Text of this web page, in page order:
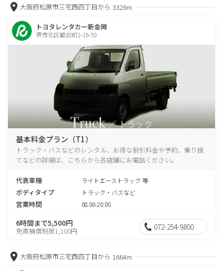
大阪府松原市三宅西四丁目から 3326m
トヨタレンタカー新金岡
堺市北区蔵前町2-16-50
基本料金プラン（T1）
トラック・バスなどのレンタル、お得な割引料金や予約、乗り捨
てなどの詳細は、こちらから各店舗にお電話ください。
代表車種 ライトエーストラック 等
ボディタイプ トラック・バスなど
営業時間 08:00-20:00
6時間まで5,500円
免責補償制度1,100円 072-254-9800
大阪府松原市三宅西四丁目から 1664m